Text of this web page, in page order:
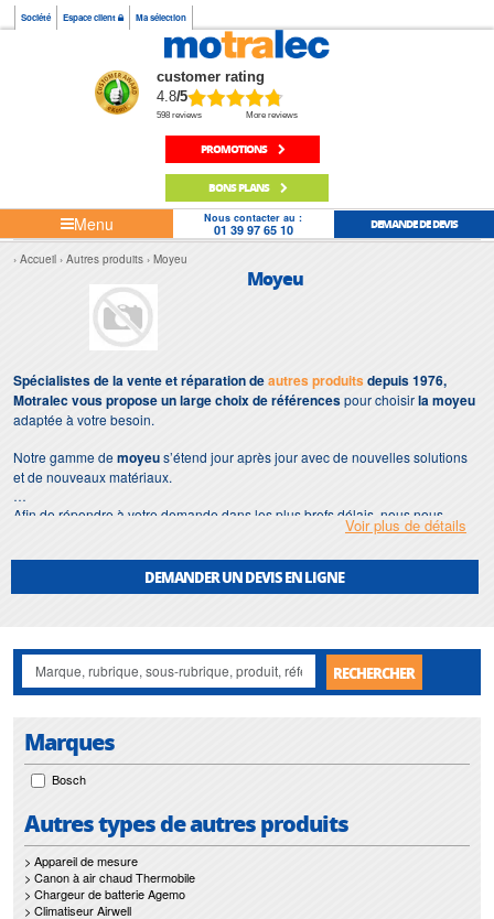
Société Espace client Ma sélection
customer rating
4.8/5
598 reviews More reviews
PROMOTIONS
BONS PLANS
Menu Nous contacter au :
01 39 97 65 10 DEMANDE DE DEVIS
Accueil Autres produits Moyeu
Moyeu
Spécialistes de la vente et réparation deautres produits depuis 1976,
Motralec vous propose un large choix de référencespour choisirla moyeu
adaptée à votre besoin.
Notre gamme demoyeus’étend jour après jour avec de nouvelles solutions
et de nouveaux matériaux.
Afin de répondre à votre demande dans les plus brefs délais, nous nous
moyeu.
met également à votre disposition son service de
maintenance demoyeu.
contraintes sont un gage d'efficacité, et garantissent l'absence de perturbation
de vos installations demoyeu.
Voir plus de détails
DEMANDER UN DEVIS EN LIGNE
RECHERCHER
Marques
Bosch
Autres types de autres produits
> Appareil de mesure
> Canon à air chaud Thermobile
> Chargeur de batterie Agemo
> Climatiseur Airwell